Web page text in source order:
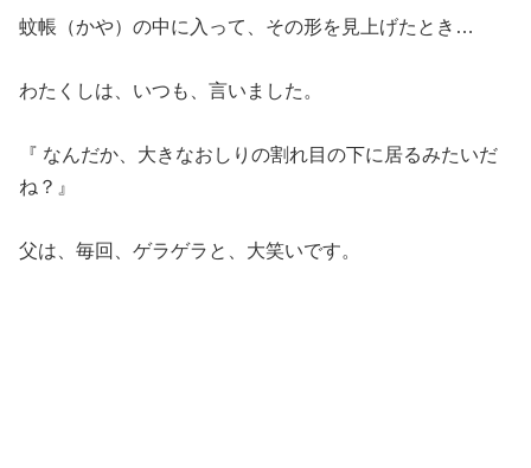
蚊帳（かや）の中に入って、その形を見上げたとき…
わたくしは、いつも、言いました。
『 なんだか、大きなおしりの割れ目の下に居るみたいだ
ね？』
父は、毎回、ゲラゲラと、大笑いです。